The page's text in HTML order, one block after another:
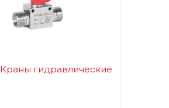
Краны гидравлические